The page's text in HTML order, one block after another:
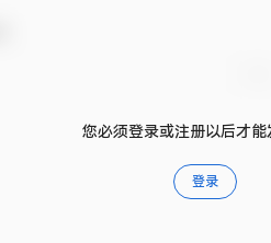
您必须登录或注册以后才能
登录